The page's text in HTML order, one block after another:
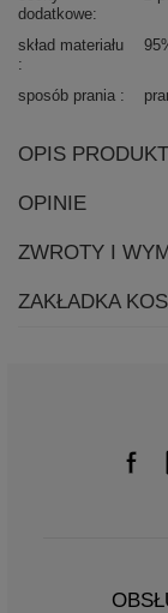
dodatkowe
skład materiału
sposób prania
OPIS
OPINIE
ZWROTY I
ZAKŁADKA